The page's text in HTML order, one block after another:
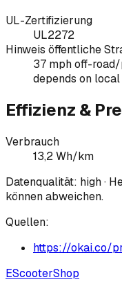
UL-Zertifizierung
UL2272
Hinweis öffentliche
37 mph off-
depends on
Effizienz &
Verbrauch
13,2 Wh/km
Datenqualität: high·
können abweichen.
Quellen:
https://okai.co/
EScooterShop